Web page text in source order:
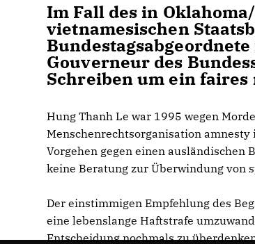
Im Fall des in
vietnamesischen
Gouverneur des
Schreiben um ein
Hung Thanh Le war 1995 wegen
Menschenrechtsorganisation
Vorgehen gegen einen ausländischen
keine Beratung zur Überwindung von
Der einstimmigen Empfehlung des
eine lebenslange Haftstrafe
Entscheidung nochmals zu